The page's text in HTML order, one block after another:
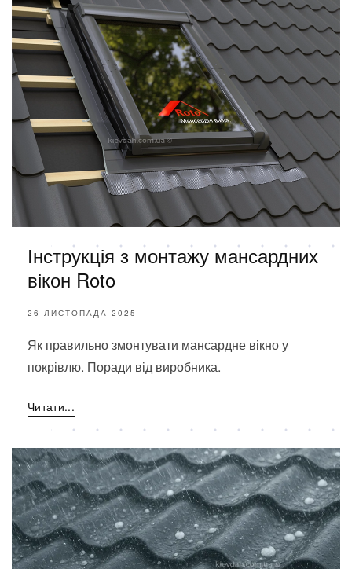
Інструкція з монтажу мансардних
вікон Roto
26 ЛИСТОПАДА 2025
Як правильно змонтувати мансардне вікно у
покрівлю. Поради від виробника.
Читати...